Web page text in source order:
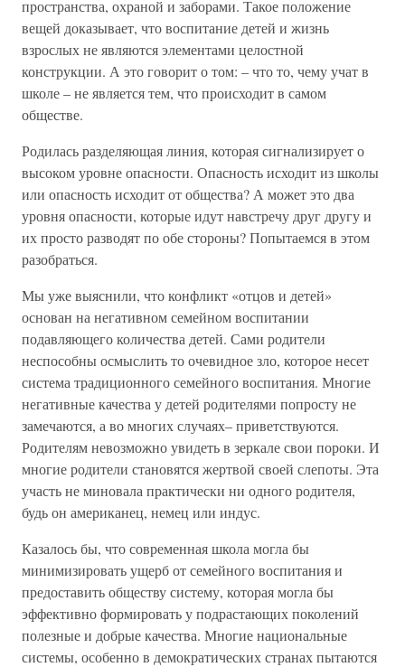
пространства, охраной и заборами. Такое положение
вещей доказывает, что воспитание детей и жизнь
взрослых не являются элементами целостной
конструкции. А это говорит о том: – что то, чему учат в
школе – не является тем, что происходит в самом
обществе.
Родилась разделяющая линия, которая сигнализирует о
высоком уровне опасности. Опасность исходит из школы
или опасность исходит от общества? А может это два
уровня опасности, которые идут навстречу друг другу и
их просто разводят по обе стороны? Попытаемся в этом
разобраться.
Мы уже выяснили, что конфликт «отцов и детей»
основан на негативном семейном воспитании
подавляющего количества детей. Сами родители
неспособны осмыслить то очевидное зло, которое несет
система традиционного семейного воспитания. Многие
негативные качества у детей родителями попросту не
замечаются, а во многих случаях– приветствуются.
Родителям невозможно увидеть в зеркале свои пороки. И
многие родители становятся жертвой своей слепоты. Эта
участь не миновала практически ни одного родителя,
будь он американец, немец или индус.
Казалось бы, что современная школа могла бы
минимизировать ущерб от семейного воспитания и
предоставить обществу систему, которая могла бы
эффективно формировать у подрастающих поколений
полезные и добрые качества. Многие национальные
системы, особенно в демократических странах пытаются